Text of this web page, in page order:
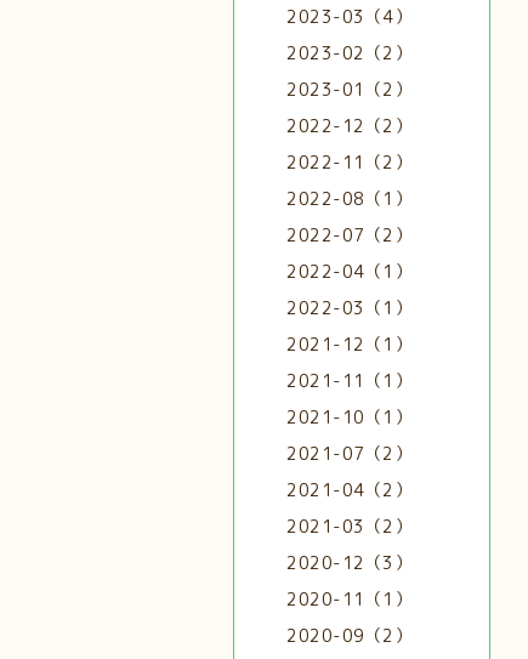
2023-03（4）
2023-02（2）
2023-01（2）
2022-12（2）
2022-11（2）
2022-08（1）
2022-07（2）
2022-04（1）
2022-03（1）
2021-12（1）
2021-11（1）
2021-10（1）
2021-07（2）
2021-04（2）
2021-03（2）
2020-12（3）
2020-11（1）
2020-09（2）